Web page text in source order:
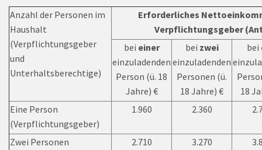
Anzahl der Personen im
Haushalt
(Verpflichtungsgeber
und
Unterhaltsberechtige)
Erforderliches
Verpflichtungsgeber
bei einer
einzuladenden
Person (ü. 18
Jahre) €
bei zwei
einzuladenden
Personen (ü.
18 Jahre) €
bei
18
Eine Person
(Verpflichtungsgeber)
1.960 2.360
Zwei Personen
2.710 3.270